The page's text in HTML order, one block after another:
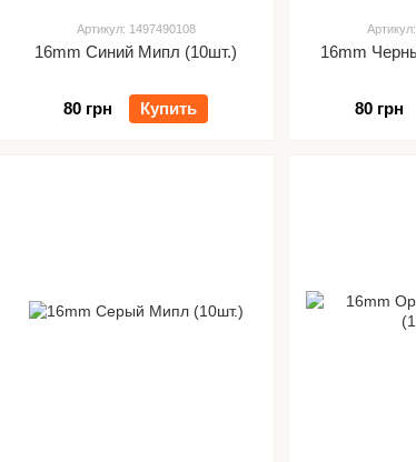
Артикул: 1497490108
16mm Синий Мипл (10шт.)
80 грн Купить
16mm
80 грн